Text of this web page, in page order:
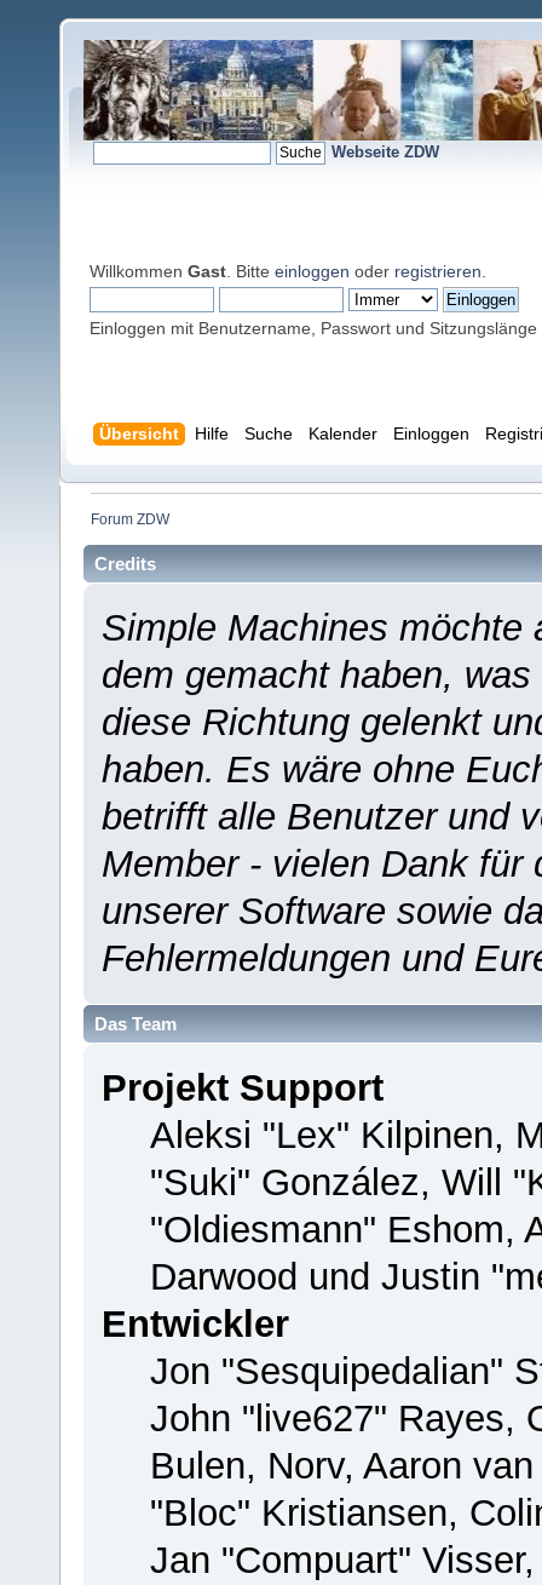
Webseite ZDW
Willkommen Gast . Bitte einloggen oder registrieren
Einloggen mit Benutzername, Passwort und Sitzungslänge
Übersicht Hilfe Suche Kalender Einloggen
Forum ZDW
Credits
Simple Machines möchte
dem gemacht haben,
diese Richtung gelenkt
haben. Es wäre ohne
betrifft alle Benutzer und
Member - vielen Dank für
unserer Software sowie
Fehlermeldungen und
Das Team
Projekt Support
Aleksi "Lex" Kilpinen,
"Suki" González, Will
"Oldiesmann" Eshom,
Darwood und Justin
Entwickler
Jon "Sesquipedalian"
John "live627" Rayes,
Bulen, Norv, Aaron
"Bloc" Kristiansen,
Jan "Compuart"